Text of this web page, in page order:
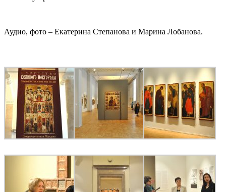
Аудио, фото – Екатерина Степанова и Марина Лобанова.